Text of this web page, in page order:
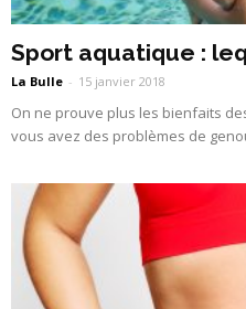
Sport aquatique :
La Bulle - 15 janvier 2018
On ne prouve plus les bienfaits
vous avez des problèmes de